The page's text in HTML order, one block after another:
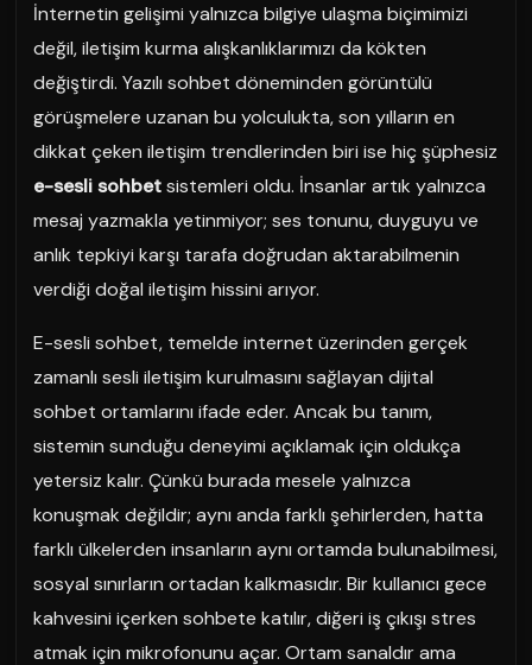
İnternetin gelişimi yalnızca bilgiye ulaşma biçimimizi
değil, iletişim kurma alışkanlıklarımızı da kökten
değiştirdi. Yazılı sohbet döneminden görüntülü
görüşmelere uzanan bu yolculukta, son yılların en
dikkat çeken iletişim trendlerinden biri ise hiç şüphesiz
e-sesli sohbetsistemleri oldu. İnsanlar artık yalnızca
mesaj yazmakla yetinmiyor; ses tonunu, duyguyu ve
anlık tepkiyi karşı tarafa doğrudan aktarabilmenin
verdiği doğal iletişim hissini arıyor.
E-sesli sohbet, temelde internet üzerinden gerçek
zamanlı sesli iletişim kurulmasını sağlayan dijital
sohbet ortamlarını ifade eder. Ancak bu tanım,
sistemin sunduğu deneyimi açıklamak için oldukça
yetersiz kalır. Çünkü burada mesele yalnızca
konuşmak değildir; aynı anda farklı şehirlerden, hatta
farklı ülkelerden insanların aynı ortamda bulunabilmesi,
sosyal sınırların ortadan kalkmasıdır. Bir kullanıcı gece
kahvesini içerken sohbete katılır, diğeri iş çıkışı stres
atmak için mikrofonunu açar. Ortam sanaldır ama